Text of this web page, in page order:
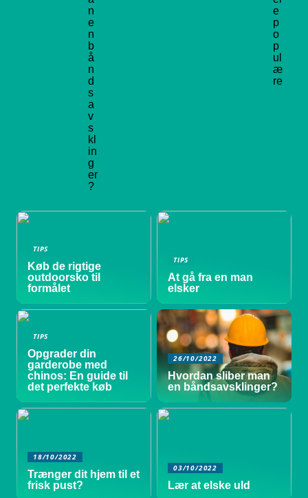
n
e
n
b
å
n
d
s
a
v
s
kl
in
g
er
?
e
p
o
p
ul
æ
re
TIPS
Køb de rigtige
outdoorsko til
formålet
TIPS
At gå fra en man
elsker
TIPS
Opgrader din
garderobe med
chinos: En guide til
det perfekte køb
26/10/2022
Hvordan sliber man
en båndsavsklinger?
18/10/2022
Trænger dit hjem til et
frisk pust?
03/10/2022
Lær at elske uld